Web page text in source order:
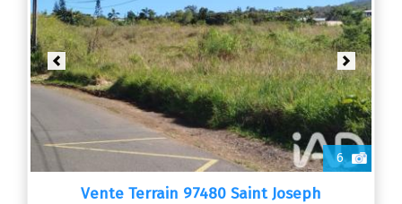
6
Previous Next
Vente Terrain 97480 Saint Joseph